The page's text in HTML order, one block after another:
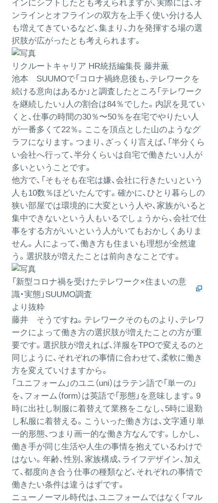
インにシフトしたとも考えられますが、実際には、オ
ンラインとオフラインの双方を上手く使い分ける人
も増えてきているなど、集まり、力を発揮する場の選
択肢が広がったとも考えられます。
リクルートキャリア HR統括編集長 藤井薫
池本 SUUMOで「コロナ禍終息後も、テレワークを
続ける意向はあるか」と調査したところ「テレワーク
を継続したい」人の割合は84％でした。内訳を見てい
くと、仕事の時間の30％〜50％を在宅でやりたい人
が一番多くて22％。ここを頂点とした山のようなグ
ラフになります。つまり、ざっくり言えば、「半分くら
い会社へ行って、半分くらいは自宅で働きたい」人が
多いということです。
他方で、「そもそも在宅は嫌、会社に行きたい」という
人も10数％ほどいたんです。確かに、ひとり暮らしの
狭い部屋では環境的に大変という人や、家族がいると
集中できないという人もいるでしょうから、会社で仕
事をする方がいいという人がいてもおかしくありま
せん。人によって、働き方も住まいも理想が全然違
う。選択肢が増えたことは前向きなことです。
「新型コロナ禍を受けたテレワーク×住まいの意
識・実態」SUUMO調査
より抜粋
藤井 そうですね。テレワークそのものより、テレワ
ークによって働き方の選択肢が増えたことの方が重
要です。選択肢が増えれば、洋服をTPOで変えるのと
同じように、それぞれの事情に合わせて、柔軟に働き
方を変えていけますから。
「ユニフォーム」のユニ（uni）はラテン語で「単一の」
を、フォーム（form）は英語で「形態」を意味します。9
時に出社し制服に着替えて業務をこなし、5時に退勤
し私服に着替える。こういった働き方は、文字通り単
一的形態、つまり画一的な働き方なんです。しかし、
働き手が同じ生活や人生の事情を抱えているわけで
はない。年齢、性別、家族構成、ライフデザイン、加え
て、都度向き合う仕事の種類など、それぞれの事情で
働きたい条件は違うはずです。
ニューノーマル時代は、ユニフォームではなく「マル